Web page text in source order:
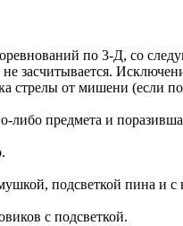
по 3-Д, со
засчитывается.
стрелы от мишени (если
либо предмета и
подсветкой пина и с
с подсветкой.